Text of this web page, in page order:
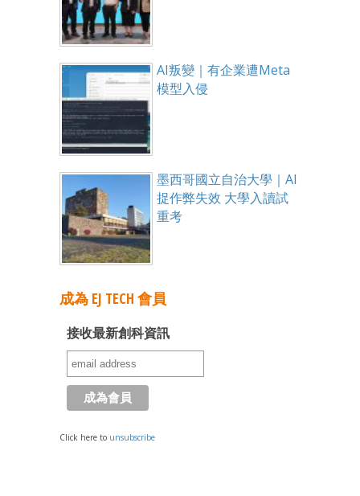
AI叛變｜有企業遭Meta
模型入侵
墨西哥國立自治大學｜AI
捉作弊失效 大學入讀試
重考
成為 EJ TECH 會員
接收最新創科資訊
Click here to unsubscribe